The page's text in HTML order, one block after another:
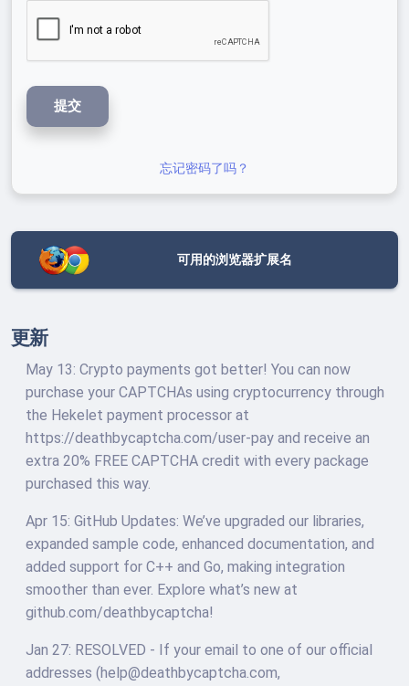
提交
忘记密码了吗？
可用的浏览器扩展名
更新
May 13: Crypto payments got better! You can now
purchase your CAPTCHAs using cryptocurrency through
the Hekelet payment processor at
https://deathbycaptcha.com/user-pay and receive an
extra 20% FREE CAPTCHA credit with every package
purchased this way.
Apr 15: GitHub Updates: We’ve upgraded our libraries,
expanded sample code, enhanced documentation, and
added support for C++ and Go, making integration
smoother than ever. Explore what’s new at
github.com/deathbycaptcha!
Jan 27: RESOLVED - If your email to one of our official
addresses (help@deathbycaptcha.com,